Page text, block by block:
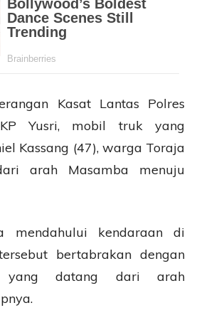
Kasat Lantas Polres
Yusri, mobil truk yang
Kassang (47), warga Toraja
arah Masamba menuju
mendahului kendaraan di
bertabrakan dengan
yang datang dari arah